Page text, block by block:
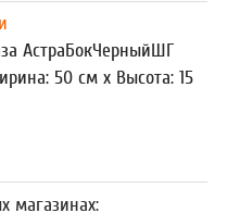
АстраБокЧерныйШГ
50 см x Высота: 15
магазинах: